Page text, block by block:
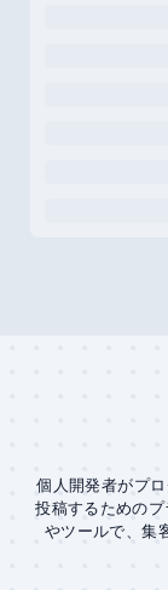
個人開発者がプ
投稿するための
やツールで、集